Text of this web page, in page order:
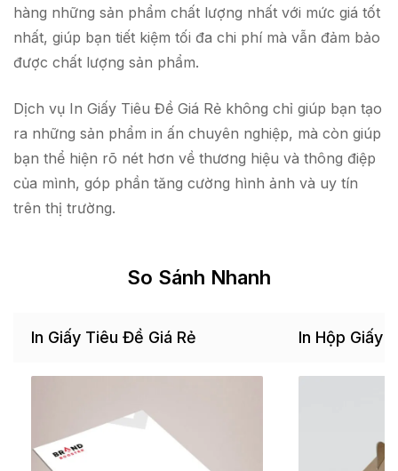
hàng những sản phẩm chất lượng nhất với mức giá tốt
nhất, giúp bạn tiết kiệm tối đa chi phí mà vẫn đảm bảo
được chất lượng sản phẩm.
Dịch vụ In Giấy Tiêu Đề Giá Rẻ không chỉ giúp bạn tạo
ra những sản phẩm in ấn chuyên nghiệp, mà còn giúp
bạn thể hiện rõ nét hơn về thương hiệu và thông điệp
của mình, góp phần tăng cường hình ảnh và uy tín
trên thị trường.
So Sánh Nhanh
In Giấy Tiêu Đề Giá Rẻ In Hộp Giấy